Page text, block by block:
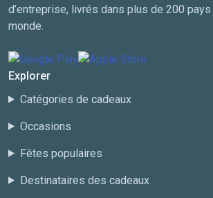
d’entreprise, livrés dans plus de 200
monde.
Explorer
Catégories de cadeaux
Occasions
Fêtes populaires
Destinataires des cadeaux